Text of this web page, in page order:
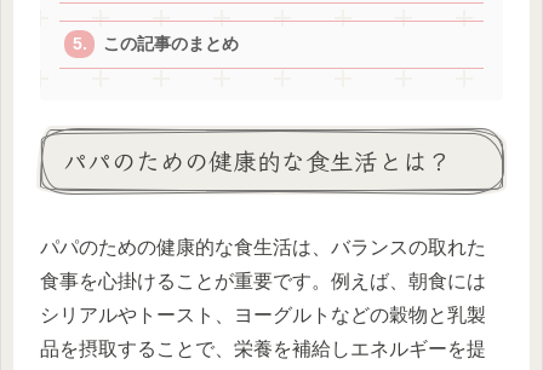
この記事のまとめ
パパのための健康的な食生活とは？
パパのための健康的な食生活は、バランスの取れた
食事を心掛けることが重要です。例えば、朝食には
シリアルやトースト、ヨーグルトなどの穀物と乳製
品を摂取することで、栄養を補給しエネルギーを提